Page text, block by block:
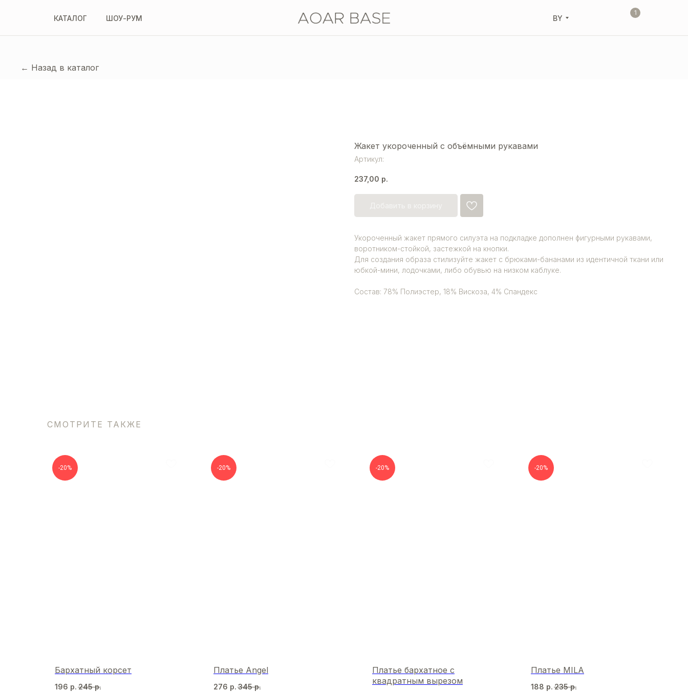
1
КАТАЛОГ ШОУ-РУМ BY
← Назад в каталог
Жакет укороченный с объёмными рукавами
Артикул:
237,00 р.
Укороченный жакет прямого силуэта на подкладке дополнен фигурными рукавами,
воротником-стойкой, застежкой на кнопки.
Для создания образа стилизуйте жакет с брюками-бананами из идентичной ткани или
юбкой-мини, лодочками, либо обувью на низком каблуке.
Состав: 78% Полиэстер, 18% Вискоза, 4% Спандекс
СМОТРИТЕ ТАКЖЕ
-20%
Бархатный корсет
196 р. 245 р.
-20%
Платье Angel
276 р. 345 р.
-20%
Платье бархатное с
квадратным вырезом
-20%
Платье MILA
188 р. 235 р.